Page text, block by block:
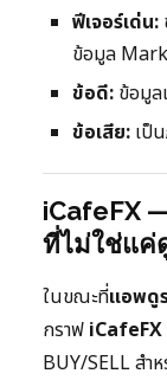
ฟีเจอร์เด่น:
ข้อมูล
ข้อดี: ข้อมูล
ข้อเสีย: เป็
iCafeFX
ที่ไม่ใช่แค่
ในขณะที่แอพดู
กราฟ iCafeFX
BUY/SELL ส